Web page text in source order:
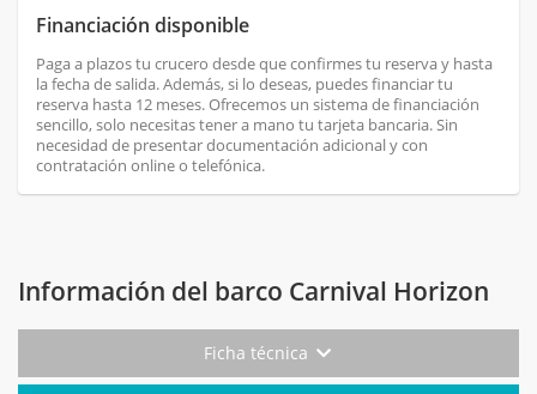
Financiación disponible
Paga a plazos tu crucero desde que confirmes tu reserva y hasta
la fecha de salida. Además, si lo deseas, puedes financiar tu
reserva hasta 12 meses. Ofrecemos un sistema de financiación
sencillo, solo necesitas tener a mano tu tarjeta bancaria. Sin
necesidad de presentar documentación adicional y con
contratación online o telefónica.
Información del barco Carnival Horizon
Ficha técnica